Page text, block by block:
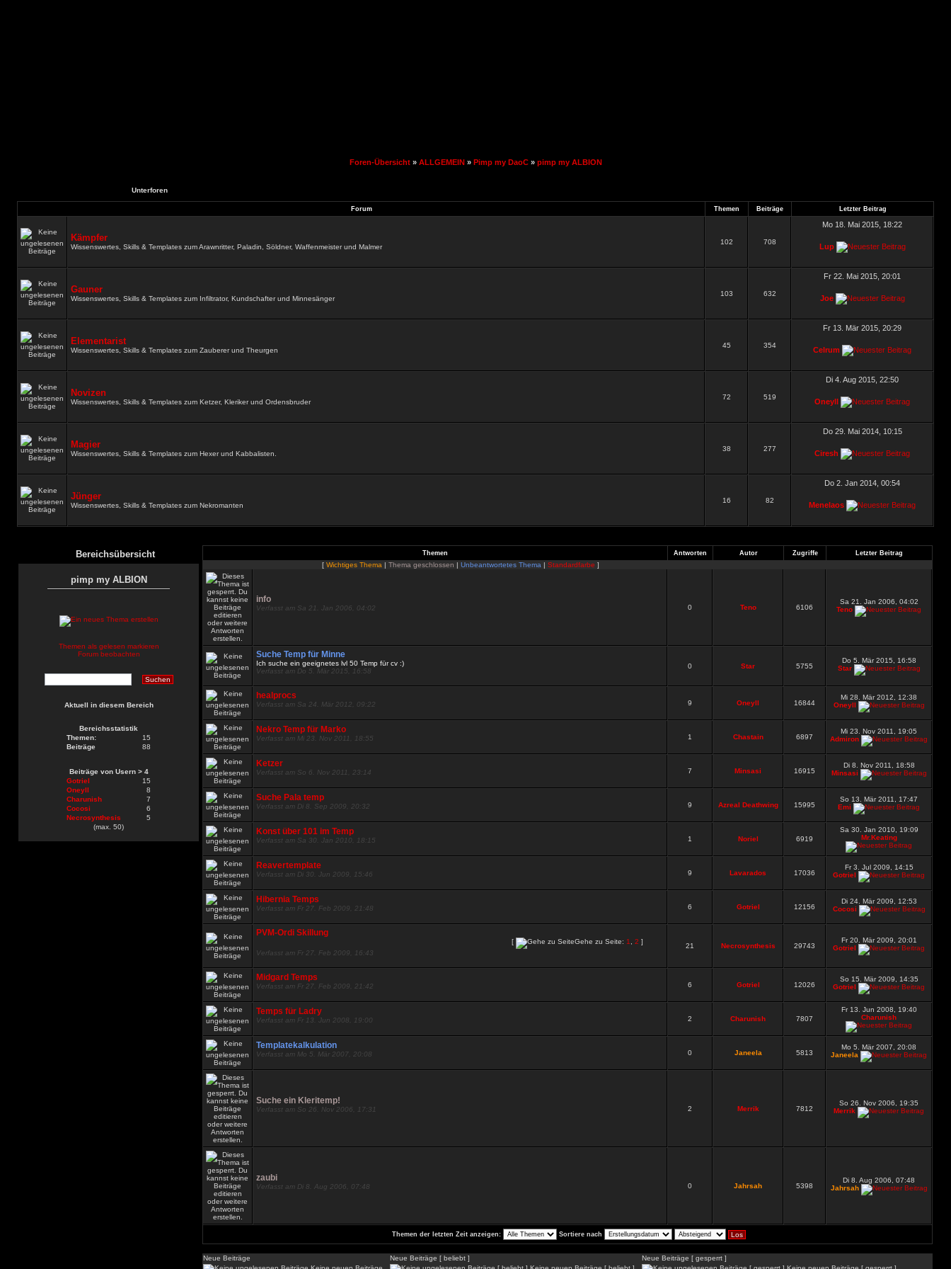
Foren-Übersicht» ALLGEMEIN» Pimp my DaoC» pimp my ALBION
Unterforen
Forum Themen Beiträge Letzter Beitrag
Kämpfer
Wissenswertes, Skills & Templates zum Arawnritter, Paladin, Söldner, Waffenmeister und Malmer
102 708
Mo 18. Mai 2015, 18:22
Lup
Gauner
Wissenswertes, Skills & Templates zum Infiltrator, Kundschafter und Minnesänger
103 632
Fr 22. Mai 2015, 20:01
Joe
Elementarist
Wissenswertes, Skills & Templates zum Zauberer und Theurgen
45 354
Fr 13. Mär 2015, 20:29
Celrum
Novizen
Wissenswertes, Skills & Templates zum Ketzer, Kleriker und Ordensbruder
72 519
Di 4. Aug 2015, 22:50
Oneyll
Magier
Wissenswertes, Skills & Templates zum Hexer und Kabbalisten.
38 277
Do 29. Mai 2014, 10:15
Ciresh
Jünger
Wissenswertes, Skills & Templates zum Nekromanten
16 82
Do 2. Jan 2014, 00:54
Menelaos
Bereichsübersicht
pimp my ALBION
Themen als gelesen markieren
Forum beobachten
Aktuell in diesem Bereich
Bereichsstatistik
Themen:
15
Beiträge
88
Beiträge von Usern > 4
Gotriel
15
Oneyll
8
Charunish
7
Cocosi
6
Necrosynthesis
5
(max. 50)
Themen Antworten Autor Zugriffe Letzter Beitrag
[ Wichtiges Thema | Thema geschlossen | Unbeantwortetes Thema | Standardfarbe ]
info
Verfasst am Sa 21. Jan 2006, 04:02 0 Teno 6106
Sa 21. Jan 2006, 04:02
Teno
Suche Temp für Minne
Ich suche ein geeignetes lvl 50 Temp für cv :)
Verfasst am Do 5. Mär 2015, 16:58
0 Star 5755
Do 5. Mär 2015, 16:58
Star
healprocs
Verfasst am Sa 24. Mär 2012, 09:22 9 Oneyll 16844
Mi 28. Mär 2012, 12:38
Oneyll
Nekro Temp für Marko
Verfasst am Mi 23. Nov 2011, 18:55 1 Chastain 6897
Mi 23. Nov 2011, 19:05
Admiron
Ketzer
Verfasst am So 6. Nov 2011, 23:14 7 Minsasi 16915
Di 8. Nov 2011, 18:58
Minsasi
Suche Pala temp
Verfasst am Di 8. Sep 2009, 20:32 9 Azreal Deathwing 15995
So 13. Mär 2011, 17:47
Emi
Konst über 101 im Temp
Verfasst am Sa 30. Jan 2010, 18:15 1 Noriel 6919
Sa 30. Jan 2010, 19:09
Mr.Keating
Reavertemplate
Verfasst am Di 30. Jun 2009, 15:46 9 Lavarados 17036
Fr 3. Jul 2009, 14:15
Gotriel
Hibernia Temps
Verfasst am Fr 27. Feb 2009, 21:48 6 Gotriel 12156
Di 24. Mär 2009, 12:53
Cocosi
PVM-Ordi Skillung
[ Gehe zu Seite: 1 2 ]
Verfasst am Fr 27. Feb 2009, 16:43
21 Necrosynthesis 29743
Fr 20. Mär 2009, 20:01
Gotriel
Midgard Temps
Verfasst am Fr 27. Feb 2009, 21:42 6 Gotriel 12026
So 15. Mär 2009, 14:35
Gotriel
Temps für Ladry
Verfasst am Fr 13. Jun 2008, 19:00 2 Charunish 7807
Fr 13. Jun 2008, 19:40
Charunish
Templatekalkulation
Verfasst am Mo 5. Mär 2007, 20:08 0 Janeela 5813
Mo 5. Mär 2007, 20:08
Janeela
Suche ein Kleritemp!
Verfasst am So 26. Nov 2006, 17:31 2 Merrik 7812
So 26. Nov 2006, 19:35
Merrik
zaubi
Verfasst am Di 8. Aug 2006, 07:48 0 Jahrsah 5398
Di 8. Aug 2006, 07:48
Jahrsah
Themen der letzten Zeit anzeigen: Sortiere nach
Neue Beiträge
Neue Beiträge [ beliebt ]
Neue Beiträge [ gesperrt ]